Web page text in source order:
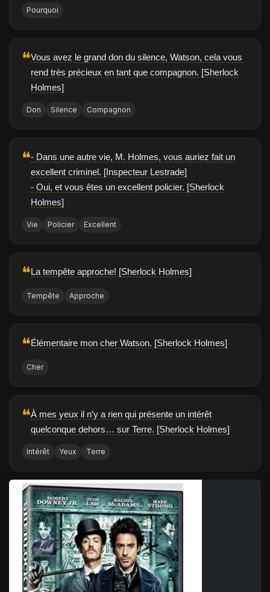
Pourquoi
❝Vous avez le grand don du silence, Watson, cela vous
rend très précieux en tant que compagnon. [Sherlock
Holmes]
Don Silence Compagnon
❝- Dans une autre vie, M. Holmes, vous auriez fait un
excellent criminel. [Inspecteur Lestrade]
- Oui, et vous êtes un excellent policier. [Sherlock
Holmes]
Vie Policier Excellent
❝La tempête approche! [Sherlock Holmes]
Tempête Approche
❝Élémentaire mon cher Watson. [Sherlock Holmes]
Cher
❝À mes yeux il n’y a rien qui présente un intérêt
quelconque dehors… sur Terre. [Sherlock Holmes]
Intérêt Yeux Terre